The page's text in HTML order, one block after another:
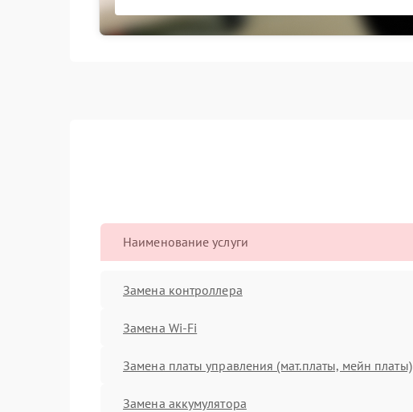
Наименование услуги
Замена контроллера
Замена Wi-Fi
Замена платы управления (мат.платы, мейн платы)
Замена аккумулятора